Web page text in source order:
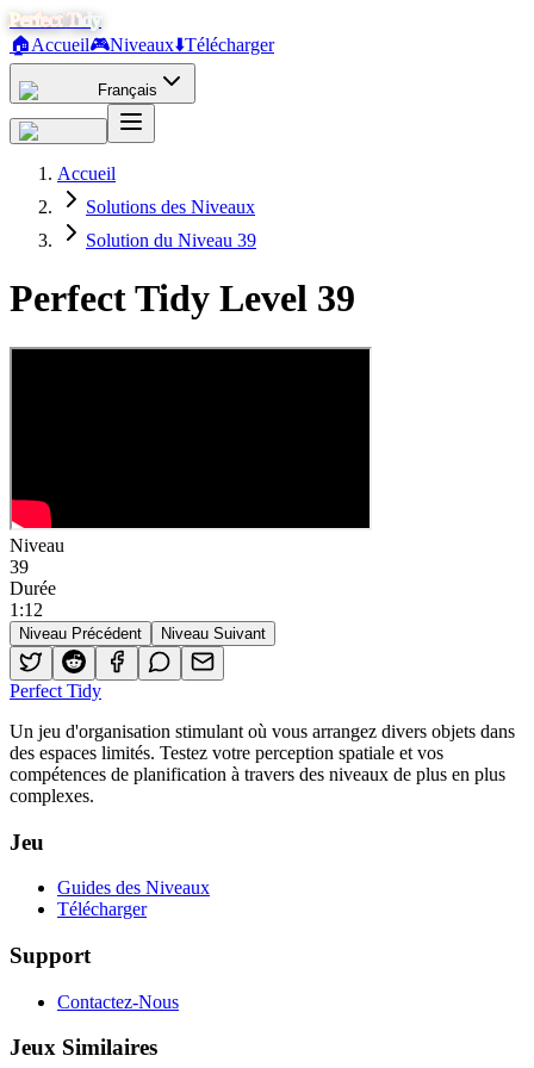
Perfect Tidy
🏠Accueil🎮Niveaux⬇️Télécharger
Français
Accueil
Solutions des Niveaux
Solution du Niveau 39
Perfect Tidy Level 39
Niveau
39
Durée
1 :12
Niveau Précédent Niveau Suivant
Perfect Tidy
Un jeu d'organisation stimulant où vous arrangez divers objets dans
des espaces limités. Testez votre perception spatiale et vos
compétences de planification à travers des niveaux de plus en plus
complexes.
Jeu
Guides des Niveaux
Télécharger
Support
Contactez-Nous
Jeux Similaires